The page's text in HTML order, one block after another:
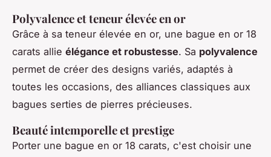
Polyvalence et teneur élevée en or
Grâce à sa teneur élevée en or, une bague en or 18
carats allie élégance et robustesse. Sa polyvalence
permet de créer des designs variés, adaptés à
toutes les occasions, des alliances classiques aux
bagues serties de pierres précieuses.
Beauté intemporelle et prestige
Porter une bague en or 18 carats, c'est choisir une